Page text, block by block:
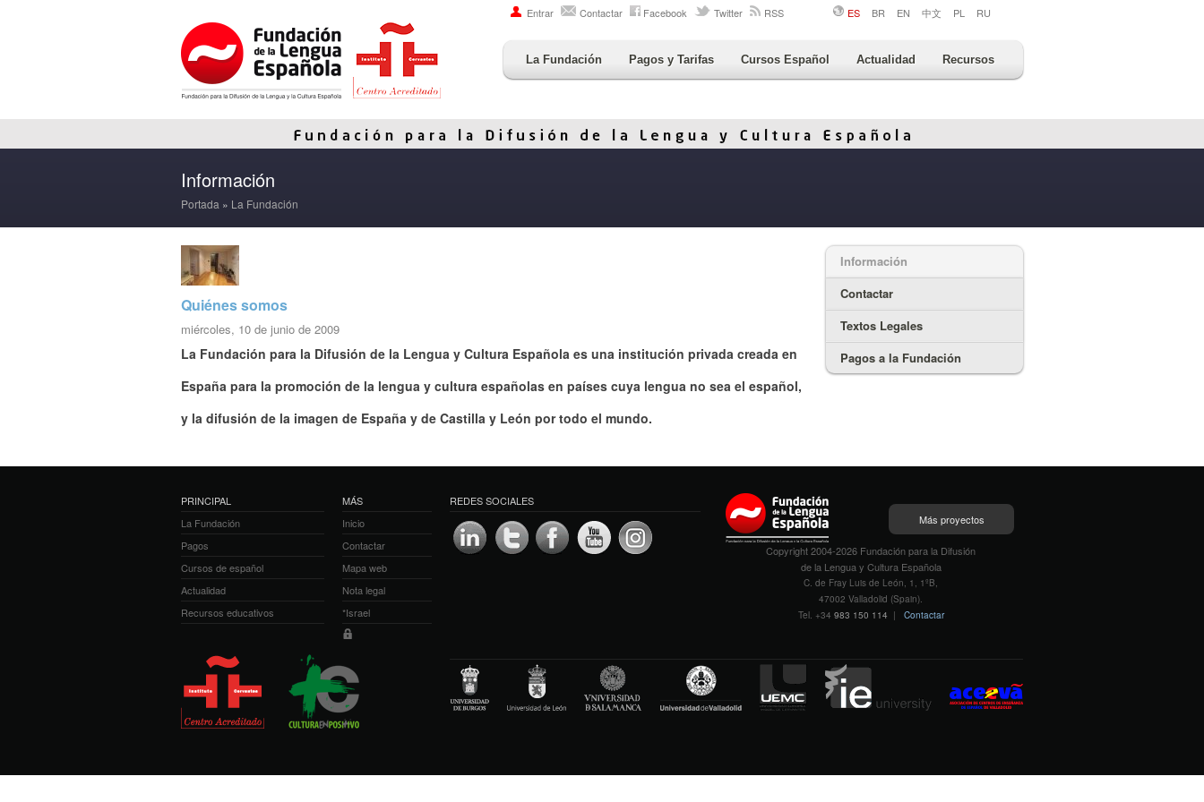
Entrar Contactar Facebook Twitter RSS ES BR EN 中文 PL RU
La Fundación Pagos y Tarifas Cursos Español Actualidad Recursos
Información
Portada » La Fundación
Quiénes somos
miércoles, 10 de junio de 2009
La Fundación para la Difusión de la Lengua y Cultura Española es una institución privada creada en
España para la promoción de la lengua y cultura españolas en países cuya lengua no sea el español,
y la difusión de la imagen de España y de Castilla y León por todo el mundo.
Información
Contactar
Textos Legales
Pagos a la Fundación
PRINCIPAL
La Fundación
Pagos
Cursos de español
Actualidad
Recursos educativos
MÁS
Inicio
Contactar
Mapa web
Nota legal
*Israel
REDES SOCIALES
Más proyectos
Copyright 2004-2026 Fundación para la Difusión
de la Lengua y Cultura Española
C. de Fray Luis de León, 1, 1ºB,
47002 Valladolid (Spain).
Tel. +34 983 150 114 | Contactar